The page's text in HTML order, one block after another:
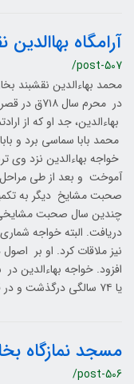
آرامگاه
/post-507
محمد بهاءالدین نقشبند
در محرم
بهاءالدین، جد او که از
محمد بابا سماسی برد و
خواجه بهاءالدین نزد وی
آموخت و بعد از طی مراحل
صحبت مشایخ دیگر به
چندین سال صحبت مشایخی
دریافت. البته خواجه شماری
نیز ملاقات کرد. او بر
یا ۷۴ سالگی درگذشت و در قصر عارفان دفن‌شد.
مسجد نمازگاه
/post-506